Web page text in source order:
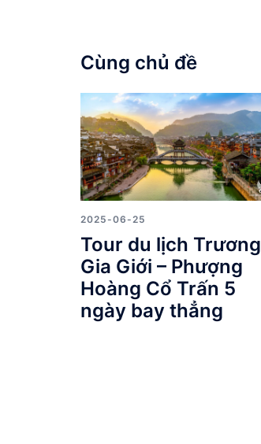
Cùng chủ đề
2025-06-25
Tour du lịch Trương
Gia Giới – Phượng
Hoàng Cổ Trấn 5
ngày bay thẳng